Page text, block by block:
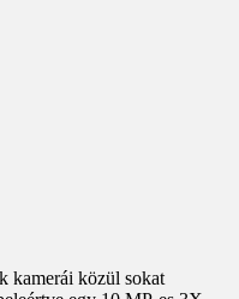
kamerái közül sokat